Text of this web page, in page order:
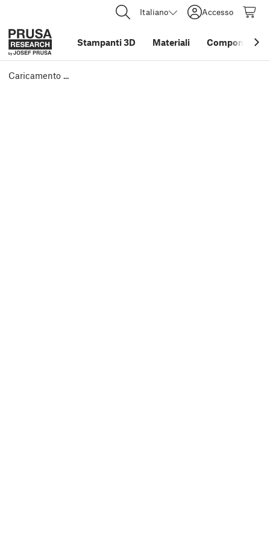
Italiano Accesso
Stampanti 3D Materiali Componenti e
Caricamento ...